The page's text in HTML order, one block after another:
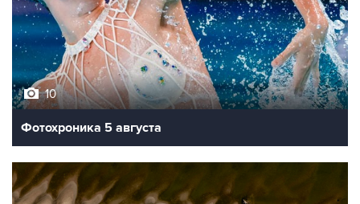
10
Фотохроника 5 августа